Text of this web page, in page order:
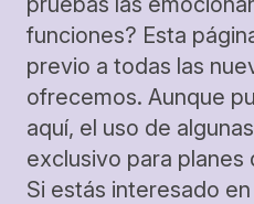
funciones? Esta
previo a todas las
ofrecemos. Aunque
aquí, el uso de
exclusivo para planes
Si estás interesado